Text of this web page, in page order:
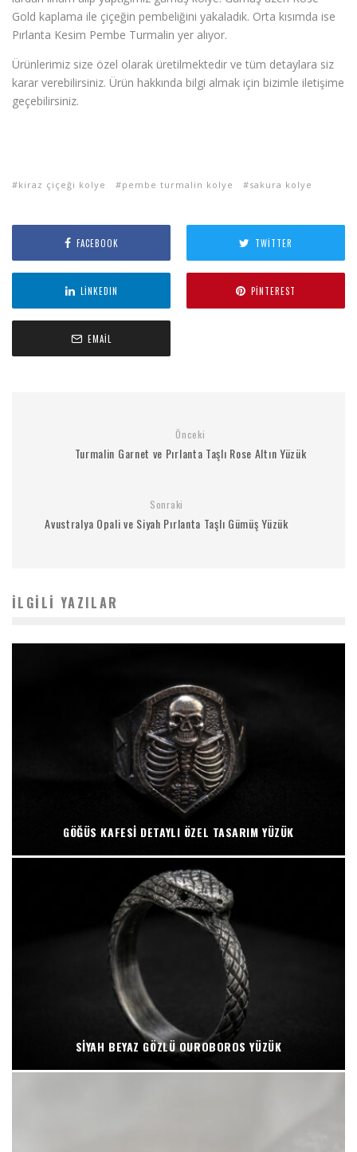
Gold kaplama ile çiçeğin pembeliğini yakaladık. Orta kısımda ise
Pırlanta Kesim Pembe Turmalin yer alıyor.
Ürünlerimiz size özel olarak üretilmektedir ve tüm detaylara siz
karar verebilirsiniz. Ürün hakkında bilgi almak için bizimle iletişime
geçebilirsiniz.
kiraz çiçeği kolye pembe turmalin kolye sakura kolye
FACEBOOK TWITTER
LINKEDIN PINTEREST
EMAIL
Önceki
Turmalin Garnet ve Pırlanta Taşlı Rose Altın Yüzük
Sonraki
Avustralya Opali ve Siyah Pırlanta Taşlı Gümüş Yüzük
İLGILI YAZILAR
GÖĞÜS KAFESI DETAYLI ÖZEL TASARIM YÜZÜK
SIYAH BEYAZ GÖZLÜ OUROBOROS YÜZÜK